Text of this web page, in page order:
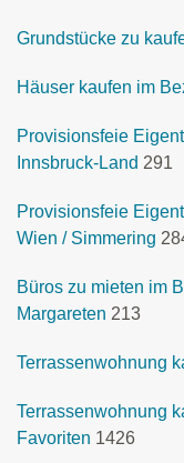
Grundstücke zu
Häuser kaufen im
Provisionsfeie
Innsbruck-Land 291
Provisionsfeie
Wien / Simmering
Büros zu mieten im
Margareten 213
Terrassenwohnung
Terrassenwohnung
Favoriten 1426